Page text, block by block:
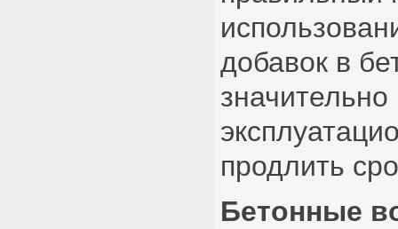
добавок в
продлить
Бетонные